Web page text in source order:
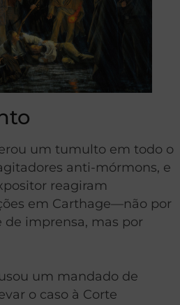
um tumulto em todo o
anti-mórmons, e
reagiram
em Carthage—não por
de imprensa, mas por
um mandado de
o caso à Corte